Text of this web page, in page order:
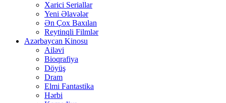
Xarici Seriallar
Yeni Əlavələr
Ən Çox Baxılan
Reytinqli Filmlər
Azərbaycan Kinosu
Ailəvi
Bioqrafiya
Döyüş
Dram
Elmi Fantastika
Hərbi